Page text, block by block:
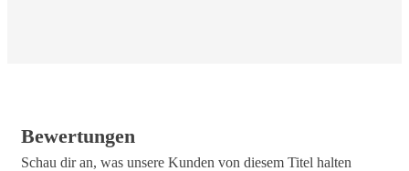
Bewertungen
Schau dir an, was unsere Kunden von diesem Titel halten